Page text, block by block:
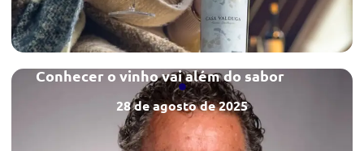
Conhecer o vinho vai além do sabor
28 de agosto de 2025